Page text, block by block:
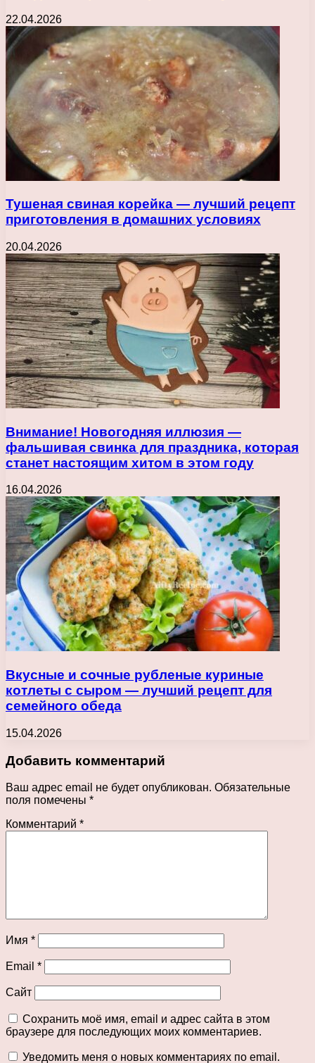
22.04.2026
Тушеная свиная корейка — лучший рецепт
приготовления в домашних условиях
20.04.2026
Внимание! Новогодняя иллюзия —
фальшивая свинка для праздника, которая
станет настоящим хитом в этом году
16.04.2026
Вкусные и сочные рубленые куриные
котлеты с сыром — лучший рецепт для
семейного обеда
15.04.2026
Добавить комментарий
Ваш адрес email не будет опубликован. Обязательные
поля помечены *
Комментарий *
Имя *
Email *
Сайт
Сохранить моё имя, email и адрес сайта в этом
браузере для последующих моих комментариев.
Уведомить меня о новых комментариях по email.